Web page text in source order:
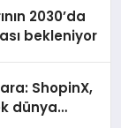
2030’da
bekleniyor
ShopinX,
dünya